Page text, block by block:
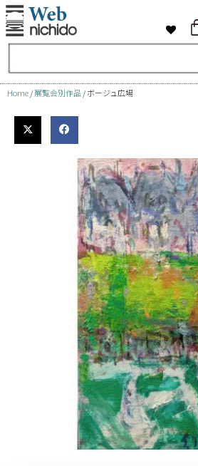
コ
テ
ン
ス
Home/展覧会別作品 / ボージュ広場